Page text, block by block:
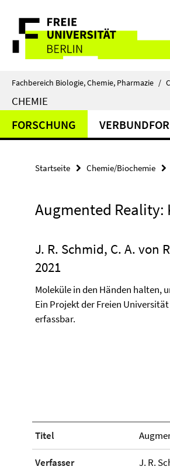
direkt
Inhalt
Service-
Navigation
Fachbereich Biologie, Chemie, Pharmazie /
CHEMIE
FORSCHUNG
Startseite Chemie/Biochemie
Augmented Reality:
J. R. Schmid, C. A. von
2021
Moleküle in den Händen halten,
Ein Projekt der Freien
erfassbar.
Titel
Verfasser J. R.